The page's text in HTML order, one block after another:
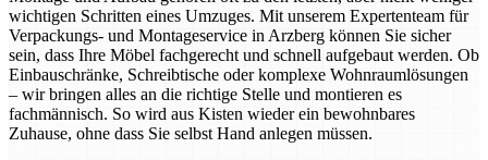
wichtigen Schritten eines Umzuges. Mit unserem Expertenteam für
Verpackungs- und Montageservice in Arzberg können Sie sicher
sein, dass Ihre Möbel fachgerecht und schnell aufgebaut werden. Ob
Einbauschränke, Schreibtische oder komplexe Wohnraumlösungen
– wir bringen alles an die richtige Stelle und montieren es
fachmännisch. So wird aus Kisten wieder ein bewohnbares
Zuhause, ohne dass Sie selbst Hand anlegen müssen.